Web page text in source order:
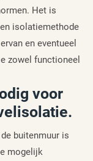
Het is
isolatiemethode
en eventueel
zowel functioneel
voor
buitenmuur is
mogelijk